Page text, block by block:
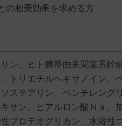
の相乗効果を求める方
ン、ヒト臍帯由来間葉系幹
トリエチルヘキサノイン、
ステアリン、ペンチレング
サン、ヒアルロン酸Ｎａ、
プロテオグリカン、水溶性